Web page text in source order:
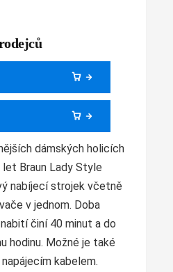
dámských holicích
Braun Lady Style
nabíjecí strojek včetně
v jednom. Doba
činí 40 minut a do
hodinu. Možné je také
kabelem.